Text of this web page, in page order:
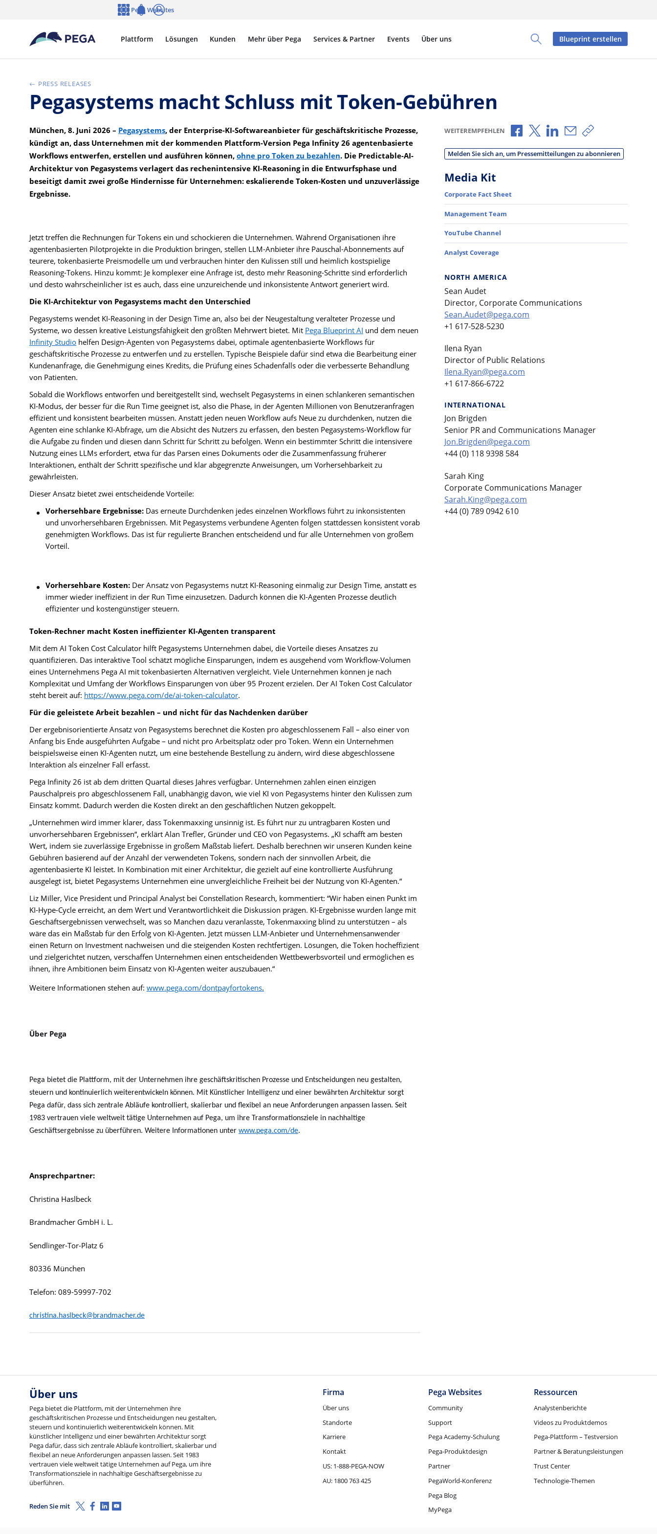
Toggle Search Panel
Plattform Lösungen Kunden Mehr über Pega Services & Partner Events Über uns
Pega Websites
Blueprint erstellen
PRESS RELEASES
Pegasystems macht Schluss mit Token-Gebühren
München, 8. Juni 2026 – Pegasystems, der Enterprise-KI-Softwareanbieter für geschäftskritische Prozesse,
kündigt an, dass Unternehmen mit der kommenden Plattform-Version Pega Infinity 26 agentenbasierte
Workflows entwerfen, erstellen und ausführen können, ohne pro Token zu bezahlen. Die Predictable-AI-
Architektur von Pegasystems verlagert das rechenintensive KI-Reasoning in die Entwurfsphase und
beseitigt damit zwei große Hindernisse für Unternehmen: eskalierende Token-Kosten und unzuverlässige
Ergebnisse.
Jetzt treffen die Rechnungen für Tokens ein und schockieren die Unternehmen. Während Organisationen ihre
agentenbasierten Pilotprojekte in die Produktion bringen, stellen LLM-Anbieter ihre Pauschal-Abonnements auf
teurere, tokenbasierte Preismodelle um und verbrauchen hinter den Kulissen still und heimlich kostspielige
Reasoning-Tokens. Hinzu kommt: Je komplexer eine Anfrage ist, desto mehr Reasoning-Schritte sind erforderlich
und desto wahrscheinlicher ist es auch, dass eine unzureichende und inkonsistente Antwort generiert wird.
Die KI-Architektur von Pegasystems macht den Unterschied
Pegasystems wendet KI-Reasoning in der Design Time an, also bei der Neugestaltung veralteter Prozesse und
Systeme, wo dessen kreative Leistungsfähigkeit den größten Mehrwert bietet. Mit Pega Blueprint AI und dem neuen
Infinity Studio helfen Design-Agenten von Pegasystems dabei, optimale agentenbasierte Workflows für
geschäftskritische Prozesse zu entwerfen und zu erstellen. Typische Beispiele dafür sind etwa die Bearbeitung einer
Kundenanfrage, die Genehmigung eines Kredits, die Prüfung eines Schadenfalls oder die verbesserte Behandlung
von Patienten.
Sobald die Workflows entworfen und bereitgestellt sind, wechselt Pegasystems in einen schlankeren semantischen
KI-Modus, der besser für die Run Time geeignet ist, also die Phase, in der Agenten Millionen von Benutzeranfragen
effizient und konsistent bearbeiten müssen. Anstatt jeden neuen Workflow aufs Neue zu durchdenken, nutzen die
Agenten eine schlanke KI-Abfrage, um die Absicht des Nutzers zu erfassen, den besten Pegasystems-Workflow für
die Aufgabe zu finden und diesen dann Schritt für Schritt zu befolgen. Wenn ein bestimmter Schritt die intensivere
Nutzung eines LLMs erfordert, etwa für das Parsen eines Dokuments oder die Zusammenfassung früherer
Interaktionen, enthält der Schritt spezifische und klar abgegrenzte Anweisungen, um Vorhersehbarkeit zu
gewährleisten.
Dieser Ansatz bietet zwei entscheidende Vorteile:
Vorhersehbare Ergebnisse:Das erneute Durchdenken jedes einzelnen Workflows führt zu inkonsistenten
und unvorhersehbaren Ergebnissen. Mit Pegasystems verbundene Agenten folgen stattdessen konsistent vorab
genehmigten Workflows. Das ist für regulierte Branchen entscheidend und für alle Unternehmen von großem
Vorteil.
Vorhersehbare Kosten:Der Ansatz von Pegasystems nutzt KI-Reasoning einmalig zur Design Time, anstatt es
immer wieder ineffizient in der Run Time einzusetzen. Dadurch können die KI-Agenten Prozesse deutlich
effizienter und kostengünstiger steuern.
Token-Rechner macht Kosten ineffizienter KI-Agenten transparent
Mit dem AI Token Cost Calculator hilft Pegasystems Unternehmen dabei, die Vorteile dieses Ansatzes zu
quantifizieren. Das interaktive Tool schätzt mögliche Einsparungen, indem es ausgehend vom Workflow-Volumen
eines Unternehmens Pega AI mit tokenbasierten Alternativen vergleicht. Viele Unternehmen können je nach
Komplexität und Umfang der Workflows Einsparungen von über 95 Prozent erzielen. Der AI Token Cost Calculator
steht bereit auf: https://www.pega.com/de/ai-token-calculator.
Für die geleistete Arbeit bezahlen – und nicht für das Nachdenken darüber
Der ergebnisorientierte Ansatz von Pegasystems berechnet die Kosten pro abgeschlossenem Fall – also einer von
Anfang bis Ende ausgeführten Aufgabe – und nicht pro Arbeitsplatz oder pro Token. Wenn ein Unternehmen
beispielsweise einen KI-Agenten nutzt, um eine bestehende Bestellung zu ändern, wird diese abgeschlossene
Interaktion als einzelner Fall erfasst.
Pega Infinity 26 ist ab dem dritten Quartal dieses Jahres verfügbar. Unternehmen zahlen einen einzigen
Pauschalpreis pro abgeschlossenem Fall, unabhängig davon, wie viel KI von Pegasystems hinter den Kulissen zum
Einsatz kommt. Dadurch werden die Kosten direkt an den geschäftlichen Nutzen gekoppelt.
„Unternehmen wird immer klarer, dass Tokenmaxxing unsinnig ist. Es führt nur zu untragbaren Kosten und
unvorhersehbaren Ergebnissen“, erklärt Alan Trefler, Gründer und CEO von Pegasystems. „KI schafft am besten
Wert, indem sie zuverlässige Ergebnisse in großem Maßstab liefert. Deshalb berechnen wir unseren Kunden keine
Gebühren basierend auf der Anzahl der verwendeten Tokens, sondern nach der sinnvollen Arbeit, die
agentenbasierte KI leistet. In Kombination mit einer Architektur, die gezielt auf eine kontrollierte Ausführung
ausgelegt ist, bietet Pegasystems Unternehmen eine unvergleichliche Freiheit bei der Nutzung von KI-Agenten.“
Liz Miller, Vice President und Principal Analyst bei Constellation Research, kommentiert: “Wir haben einen Punkt im
KI-Hype-Cycle erreicht, an dem Wert und Verantwortlichkeit die Diskussion prägen. KI-Ergebnisse wurden lange mit
Geschäftsergebnissen verwechselt, was so Manchen dazu veranlasste, Tokenmaxxing blind zu unterstützen – als
wäre das ein Maßstab für den Erfolg von KI-Agenten. Jetzt müssen LLM-Anbieter und Unternehmensanwender
einen Return on Investment nachweisen und die steigenden Kosten rechtfertigen. Lösungen, die Token hocheffizient
und zielgerichtet nutzen, verschaffen Unternehmen einen entscheidenden Wettbewerbsvorteil und ermöglichen es
ihnen, ihre Ambitionen beim Einsatz von KI-Agenten weiter auszubauen.“
Weitere Informationen stehen auf: www.pega.com/dontpayfortokens.
Über Pega
Pega bietet die Plattform, mit der Unternehmen ihre geschäftskritischen Prozesse und Entscheidungen neu gestalten,
steuern und kontinuierlich weiterentwickeln können. Mit Künstlicher Intelligenz und einer bewährten Architektur sorgt
Pega dafür, dass sich zentrale Abläufe kontrolliert, skalierbar und flexibel an neue Anforderungen anpassen lassen. Seit
1983 vertrauen viele weltweit tätige Unternehmen auf Pega, um ihre Transformationsziele in nachhaltige
Geschäftsergebnisse zu überführen. Weitere Informationen unter www.pega.com/de.
Ansprechpartner:
Christina Haslbeck
Brandmacher GmbH i. L.
Sendlinger-Tor-Platz 6
80336 München
Telefon: 089-59997-702
christina.haslbeck@brandmacher.de
WEITEREMPFEHLEN Über Facebook teilen
Über X teilen
Über LinkedIn teilen
Über E-Mail teilen
Link zum Teilen
Melden Sie sich an, um Pressemitteilungen zu abonnieren
Media Kit
Corporate Fact Sheet
Management Team
YouTube Channel
Analyst Coverage
NORTH AMERICA
Sean Audet
Director, Corporate Communications
Sean.Audet@pega.com
+1 617-528-5230
Ilena Ryan
Director of Public Relations
Ilena.Ryan@pega.com
+1 617-866-6722
INTERNATIONAL
Jon Brigden
Senior PR and Communications Manager
Jon.Brigden@pega.com
+44 (0) 118 9398 584
Sarah King
Corporate Communications Manager
Sarah.King@pega.com
+44 (0) 789 0942 610
Über uns
Pega bietet die Plattform, mit der Unternehmen ihre
geschäftskritischen Prozesse und Entscheidungen neu gestalten,
steuern und kontinuierlich weiterentwickeln können. Mit
künstlicher Intelligenz und einer bewährten Architektur sorgt
Pega dafür, dass sich zentrale Abläufe kontrolliert, skalierbar und
flexibel an neue Anforderungen anpassen lassen. Seit 1983
vertrauen viele weltweit tätige Unternehmen auf Pega, um ihre
Transformationsziele in nachhaltige Geschäftsergebnisse zu
überführen.
Reden Sie mit X (Twitter)
Facebook
LinkedIn
Youtube
Firma
Über uns
Standorte
Karriere
Kontakt
US: 1-888-PEGA-NOW
AU: 1800 763 425
Pega Websites
Community
Support
Pega Academy-Schulung
Pega-Produktdesign
Partner
PegaWorld-Konferenz
Pega Blog
MyPega
Ressourcen
Analystenberichte
Videos zu Produktdemos
Pega-Plattform – Testversion
Partner & Beratungsleistungen
Trust Center
Technologie-Themen